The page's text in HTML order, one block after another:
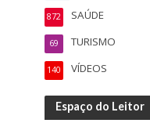
SAÚDE
872
TURISMO
69
VÍDEOS
140
Espaço do Leitor